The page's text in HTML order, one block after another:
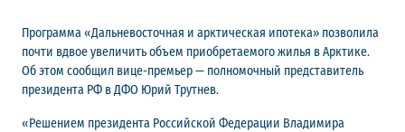
Программа «Дальневосточная и арктическая ипотека» позволила
почти вдвое увеличить объем приобретаемого жилья в Арктике.
Об этом сообщил вице-премьер — полномочный представитель
президента РФ в ДФО Юрий Трутнев.
«Решением президента Российской Федерации Владимира